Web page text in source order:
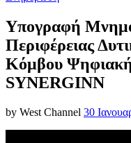
Υπογραφή
Περιφέρειας
Κόμβου
SYNERGINN
by West Channel Posted
30